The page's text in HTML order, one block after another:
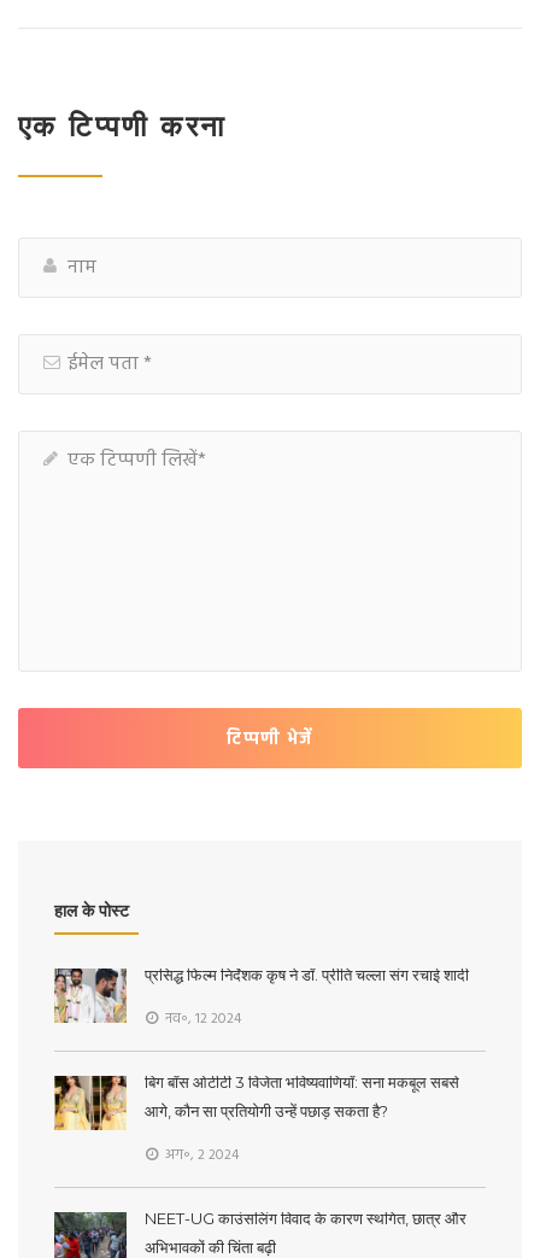
एक टिप्पणी करना
टिप्पणी भेजें
हाल के पोस्ट
प्रसिद्ध फिल्म निर्देशक कृष ने डॉ. प्रीति चल्ला संग रचाई शादी
नव॰, 12 2024
बिग बॉस ओटीटी 3 विजेता भविष्यवाणियाँ: सना मकबूल सबसे
आगे, कौन सा प्रतियोगी उन्हें पछाड़ सकता है?
अग॰, 2 2024
NEET-UG काउंसलिंग विवाद के कारण स्थगित, छात्र और
अभिभावकों की चिंता बढ़ी